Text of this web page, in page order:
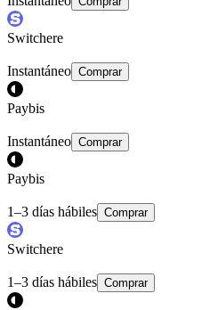
Switchere
Instantáneo Comprar
Paybis
Instantáneo Comprar
Paybis
1–3 días hábiles Comprar
Switchere
1–3 días hábiles Comprar